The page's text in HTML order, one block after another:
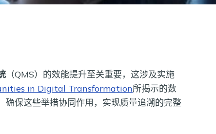
（QMS）的效能提升至关重要，这涉及实施
in Digital Transformation所揭示的数
保这些举措协同作用，实现质量追溯的完整